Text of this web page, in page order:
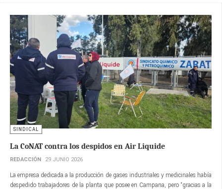
SINDICAL
La CoNAT contra los despidos en Air Liquide
REDACCIÓN 29 JUNIO 2026
La empresa dedicada a la producción de gases industriales y medicinales había
despedido trabajadores de la planta que posee en Campana, pero “gracias a la